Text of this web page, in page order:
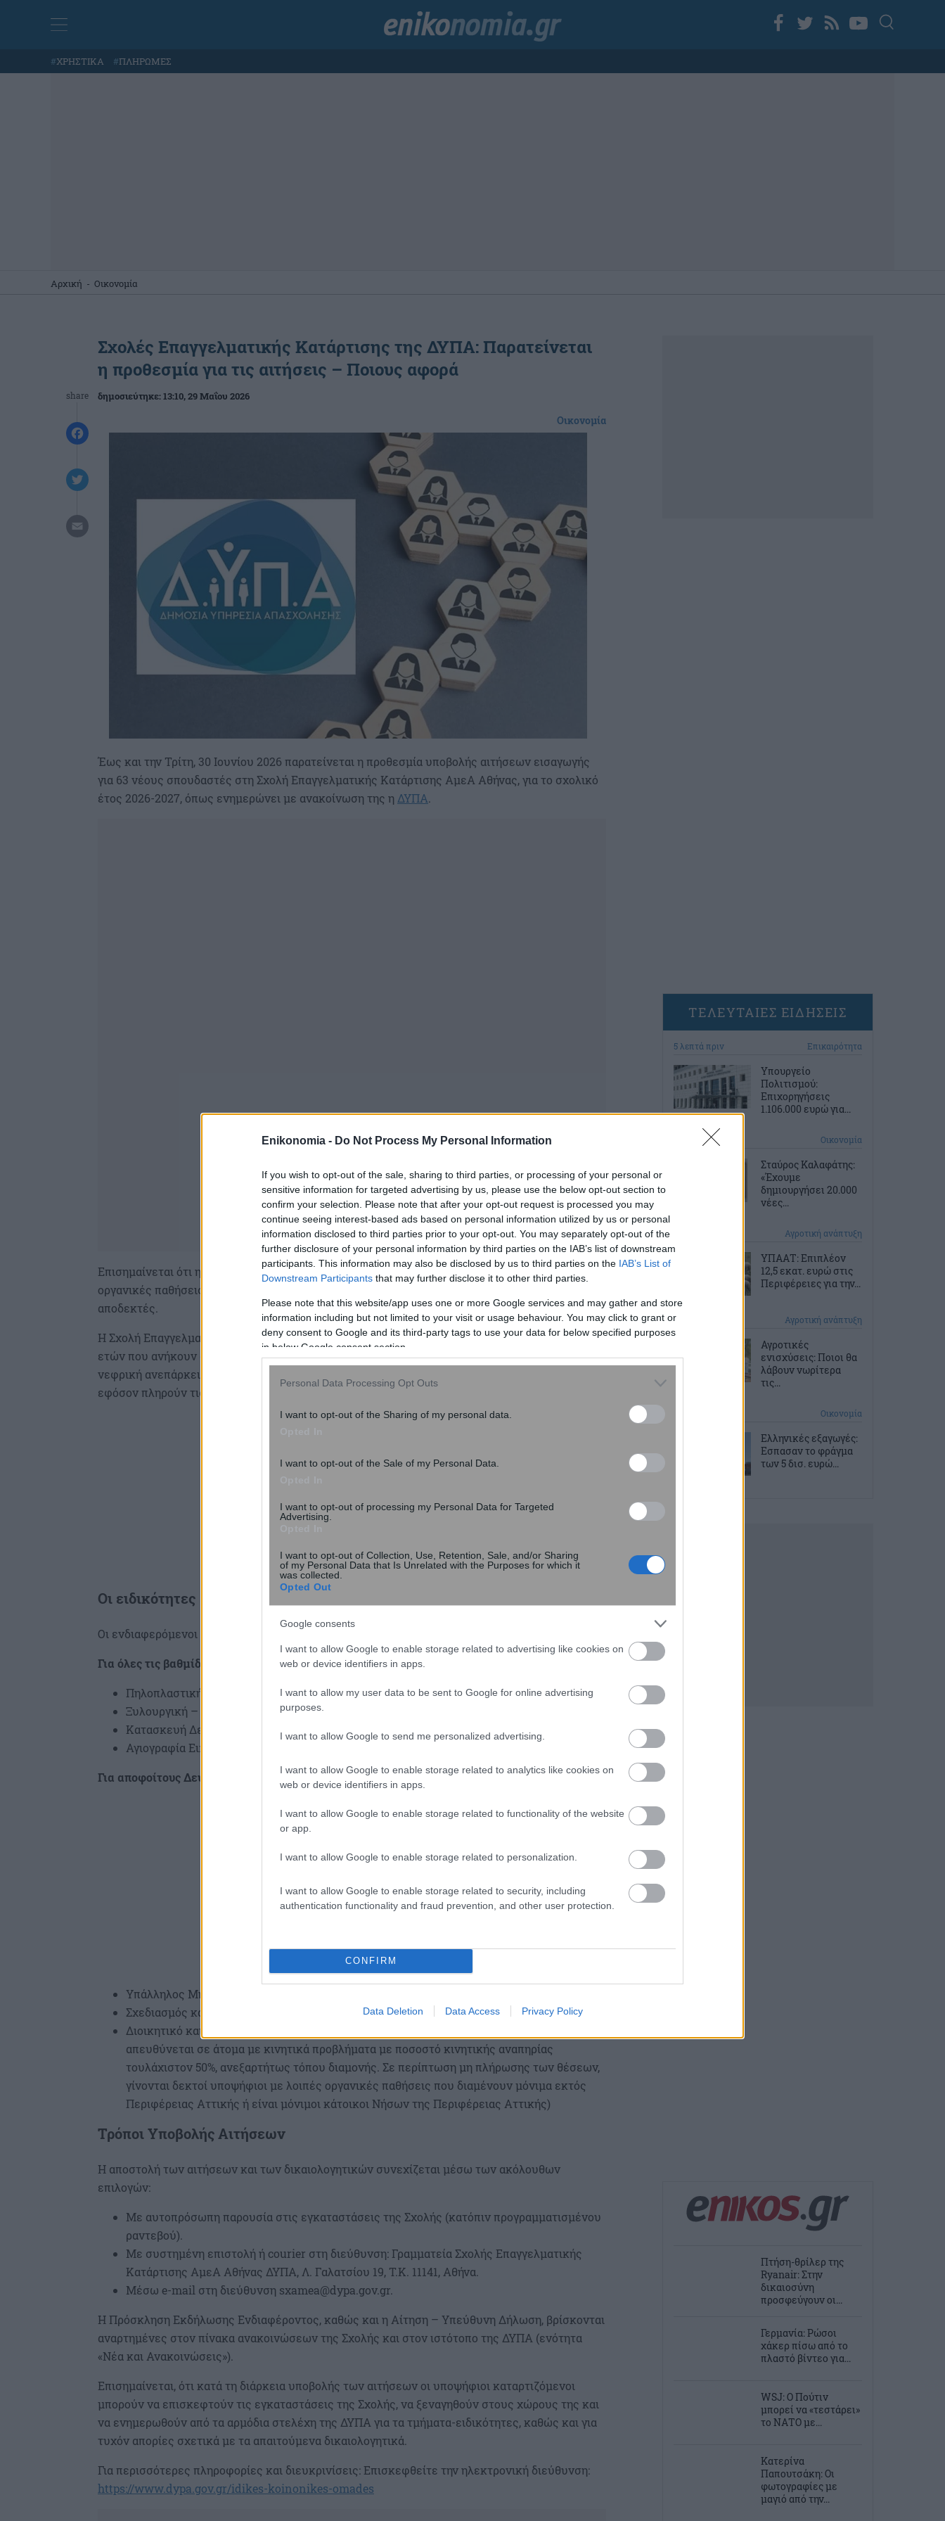
Enikonomia - Do Not Process My Personal Information
If you wish to opt-out of the sale, sharing to third parties, or processing of your personal or
sensitive information for targeted advertising by us, please use the below opt-out section to
confirm your selection. Please note that after your opt-out request is processed you may
continue seeing interest-based ads based on personal information utilized by us or personal
information disclosed to third parties prior to your opt-out. You may separately opt-out of the
further disclosure of your personal information by third parties on the IAB’s list of downstream
participants. This information may also be disclosed by us to third parties on the IAB’s List of
Downstream Participants that may further disclose it to other third parties.
Please note that this website/app uses one or more Google services and may gather and store
information including but not limited to your visit or usage behaviour. You may click to grant or
deny consent to Google and its third-party tags to use your data for below specified purposes
in below Google consent section.
Personal Data Processing Opt Outs
I want to opt-out of the Sharing of my personal data.
I want to opt-out of the Sale of my Personal Data.
I want to opt-out of processing my Personal Data for Targeted
Advertising.
I want to opt-out of Collection, Use, Retention, Sale, and/or Sharing
of my Personal Data that Is Unrelated with the Purposes for which it
was collected.
Opted Out
Google consents
I want to allow Google to enable storage related to advertising like cookies on
web or device identifiers in apps.
I want to allow my user data to be sent to Google for online advertising
purposes.
I want to allow Google to send me personalized advertising.
I want to allow Google to enable storage related to analytics like cookies on
web or device identifiers in apps.
I want to allow Google to enable storage related to functionality of the website
or app.
I want to allow Google to enable storage related to personalization.
I want to allow Google to enable storage related to security, including
authentication functionality and fraud prevention, and other user protection.
CONFIRM
Data Deletion Data Access Privacy Policy
#ΧΡΗΣΤΙΚΑ #ΠΛΗΡΩΜΕΣ
Αρχική - Οικονομία
share
Σχολές Επαγγελματικής Κατάρτισης της ΔΥΠΑ: Παρατείνεται
η προθεσμία για τις αιτήσεις – Ποιους αφορά
δημοσιεύτηκε:13:10, 29 Μαΐου 2026
Οικονομία
Έως και την Τρίτη, 30 Ιουνίου 2026 παρατείνεται η προθεσμία υποβολής αιτήσεων εισαγωγής
για 63 νέους σπουδαστές στη Σχολή Επαγγελματικής Κατάρτισης ΑμεΑ Αθήνας, για το σχολικό
έτος 2026-2027, όπως ενημερώνει με ανακοίνωση της η ΔΥΠΑ.
Επισημαίνεται ότι η παράταση αυτή αφορά αποκλειστικά και μόνο την κατηγορία υποψηφίων με
οργανικές παθήσεις, αιτήσεις που αφορούν άλλες κατηγορίες παθήσεων δεν θα γίνονται
αποδεκτές.
Η Σχολή Επαγγελματικής Κατάρτισης ΑμεΑ Αθήνας απευθύνεται σε άτομα ηλικίας 18 έως 58
ετών που ανήκουν στην κατηγορία σπουδαστών με οργανικές παθήσεις (όπως καρδιακή ή
νεφρική ανεπάρκεια, λευχαιμία, καρκίνο, ηπατίτιδα Β ή C, σκλήρυνση κατά πλάκας, AIDS κ.λπ.),
εφόσον πληρούν τις προϋποθέσεις της σχετικής πρόσκλησης.
Οι ειδικότητες
Οι ενδιαφερόμενοι μπορούν να ενταχθούν στις εξής ειδικότητες:
Για όλες τις βαθμίδες εκπαίδευσης:
Πηλοπλαστική – Τουριστικά Κεραμικά
Ξυλουργική – Έπιπλα Κουζίνας
Κατασκευή Δερμάτινων Τσαντών και Μικρών Αξεσουάρ
Αγιογραφία Εικόνων
Για αποφοίτους Δευτεροβάθμιας Εκπαίδευσης:
Υπάλληλος Μηχανογραφημένου Λογιστηρίου
Σχεδιασμός και Κατασκευή Ιστοσελίδων
Διοικητικό και Οικονομικό Στέλεχος Επιχειρήσεων (Το Τμήμα Τηλεκατάρτισης
απευθύνεται σε άτομα με κινητικά προβλήματα με ποσοστό κινητικής αναπηρίας
τουλάχιστον 50%, ανεξαρτήτως τόπου διαμονής. Σε περίπτωση μη πλήρωσης των θέσεων,
γίνονται δεκτοί υποψήφιοι με λοιπές οργανικές παθήσεις που διαμένουν μόνιμα εκτός
Περιφέρειας Αττικής ή είναι μόνιμοι κάτοικοι Νήσων της Περιφέρειας Αττικής)
Τρόποι Υποβολής Αιτήσεων
Η αποστολή των αιτήσεων και των δικαιολογητικών συνεχίζεται μέσω των ακόλουθων
επιλογών:
Με αυτοπρόσωπη παρουσία στις εγκαταστάσεις της Σχολής (κατόπιν προγραμματισμένου
ραντεβού).
Με συστημένη επιστολή ή courier στη διεύθυνση: Γραμματεία Σχολής Επαγγελματικής
Κατάρτισης ΑμεΑ Αθήνας ΔΥΠΑ, Λ. Γαλατσίου 19, Τ.Κ. 11141, Αθήνα.
Μέσω e-mail στη διεύθυνση sxamea@dypa.gov.gr.
Η Πρόσκληση Εκδήλωσης Ενδιαφέροντος, καθώς και η Αίτηση – Υπεύθυνη Δήλωση, βρίσκονται
αναρτημένες στον πίνακα ανακοινώσεων της Σχολής και στον ιστότοπο της ΔΥΠΑ (ενότητα
«Νέα και Ανακοινώσεις»).
Επισημαίνεται, ότι κατά τη διάρκεια υποβολής των αιτήσεων οι υποψήφιοι καταρτιζόμενοι
μπορούν να επισκεφτούν τις εγκαταστάσεις της Σχολής, να ξεναγηθούν στους χώρους της και
να ενημερωθούν από τα αρμόδια στελέχη της ΔΥΠΑ για τα τμήματα-ειδικότητες, καθώς και για
τυχόν απορίες σχετικά με τα απαιτούμενα δικαιολογητικά.
Για περισσότερες πληροφορίες και διευκρινίσεις: Επισκεφθείτε την ηλεκτρονική διεύθυνση:
https://www.dypa.gov.gr/idikes-koinonikes-omades
ΤΕΛΕΥΤΑΙΕΣ ΕΙΔΗΣΕΙΣ
5 λεπτά πριν Επικαιρότητα
Υπουργείο
Πολιτισμού:
Επιχορηγήσεις
1.106.000 ευρώ για...
35 λεπτά πριν Οικονομία
Σταύρος Καλαφάτης:
«Έχουμε
δημιουργήσει 20.000
νέες...
Αγροτική ανάπτυξη
ΥΠΑΑΤ: Επιπλέον
12,5 εκατ. ευρώ στις
Περιφέρειες για την...
2 ώρες πριν Αγροτική ανάπτυξη
Αγροτικές
ενισχύσεις: Ποιοι θα
λάβουν νωρίτερα
τις...
Οικονομία
Ελληνικές εξαγωγές:
Εσπασαν το φράγμα
των 5 δισ. ευρώ...
Πτήση-θρίλερ της
Ryanair: Στην
δικαιοσύνη
προσφεύγουν οι...
Γερμανία: Ρώσοι
χάκερ πίσω από το
πλαστό βίντεο για...
WSJ: Ο Πούτιν
μπορεί να «τεστάρει»
το ΝΑΤΟ με...
Κατερίνα
Παπουτσάκη: Οι
φωτογραφίες με
μαγιό από την...